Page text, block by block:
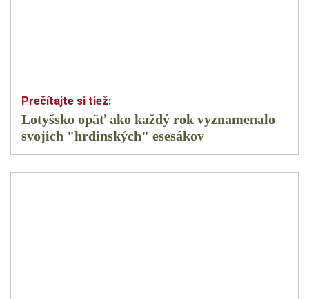
Lotyšsko opäť ako každý rok vyznamenalo
svojich "hrdinských" esesákov